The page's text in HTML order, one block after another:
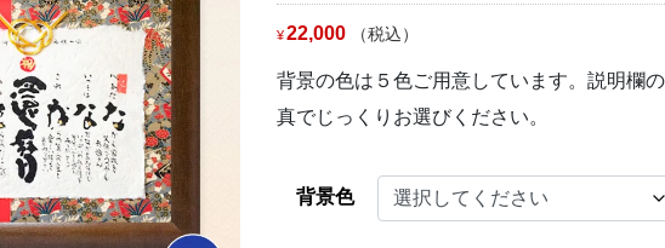
¥22,000 （税込）
背景の色は５色ご用意しています。説明欄
真でじっくりお選びください。
背景色